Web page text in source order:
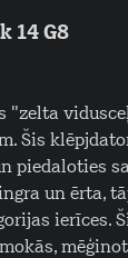
14 G8
"zelta
Šis
piedaloties
un ērta,
ierīces.